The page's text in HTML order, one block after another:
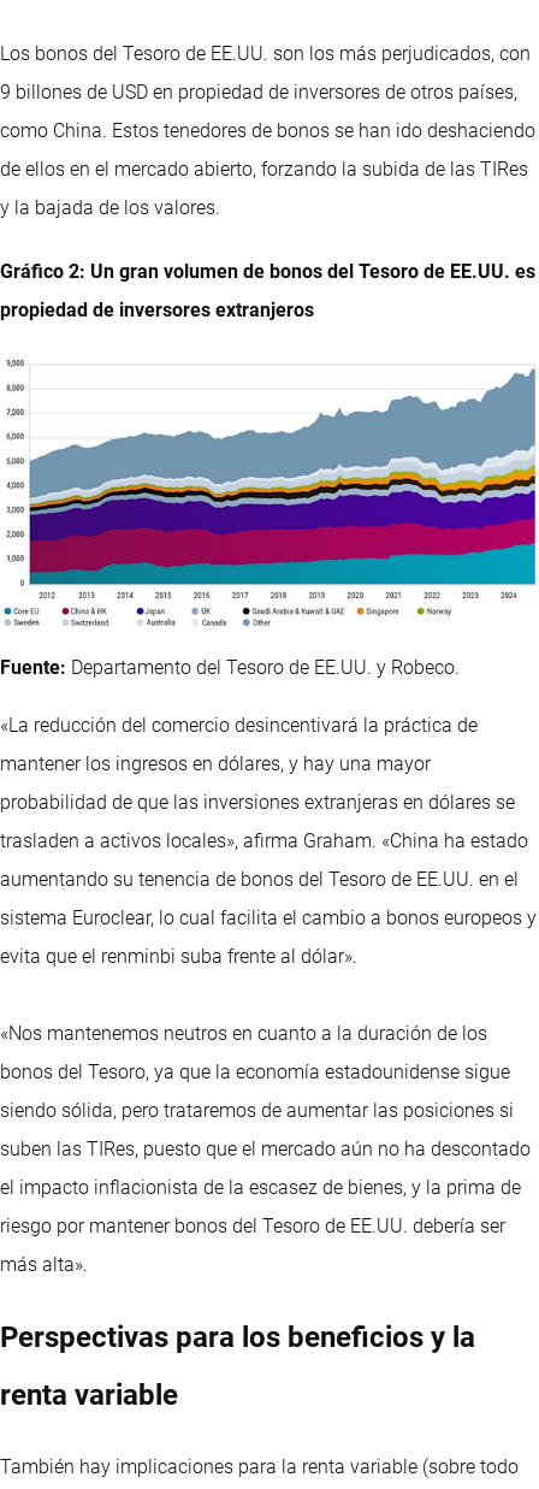
Los bonos del Tesoro de EE.UU. son los más perjudicados, con
9 billones de USD en propiedad de inversores de otros países,
como China. Estos tenedores de bonos se han ido deshaciendo
de ellos en el mercado abierto, forzando la subida de las TIRes
y la bajada de los valores.
Gráfico 2: Un gran volumen de bonos del Tesoro de EE.UU. es
propiedad de inversores extranjeros
Fuente: Departamento del Tesoro de EE.UU. y Robeco.
«La reducción del comercio desincentivará la práctica de
mantener los ingresos en dólares, y hay una mayor
probabilidad de que las inversiones extranjeras en dólares se
trasladen a activos locales», afirma Graham. «China ha estado
aumentando su tenencia de bonos del Tesoro de EE.UU. en el
sistema Euroclear, lo cual facilita el cambio a bonos europeos y
evita que el renminbi suba frente al dólar».
«Nos mantenemos neutros en cuanto a la duración de los
bonos del Tesoro, ya que la economía estadounidense sigue
siendo sólida, pero trataremos de aumentar las posiciones si
suben las TIRes, puesto que el mercado aún no ha descontado
el impacto inflacionista de la escasez de bienes, y la prima de
riesgo por mantener bonos del Tesoro de EE.UU. debería ser
más alta».
Perspectivas para los beneficios y la
renta variable
También hay implicaciones para la renta variable (sobre todo